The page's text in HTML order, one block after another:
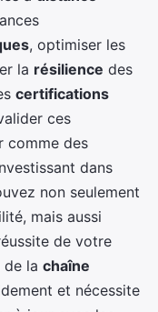
, optimiser les
la résilience des
certifications
ces
comme des
dans
non seulement
mais aussi
de votre
de la chaîne
et nécessite